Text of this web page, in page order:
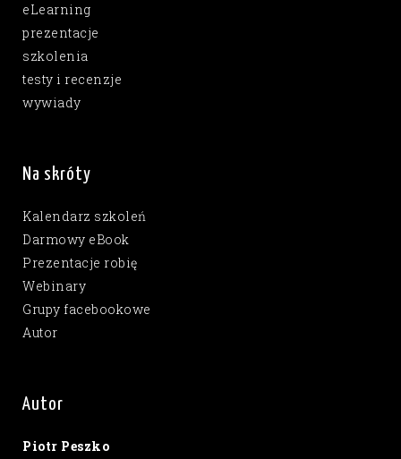
eLearning
prezentacje
szkolenia
testy i recenzje
wywiady
Na skróty
Kalendarz szkoleń
Darmowy eBook
Prezentacje robię
Webinary
Grupy facebookowe
Autor
Autor
Piotr Peszko